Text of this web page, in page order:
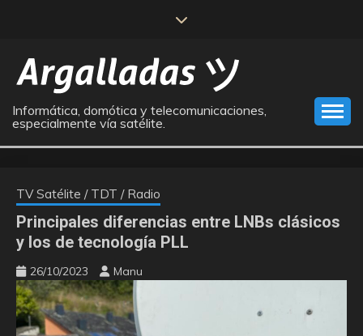
Informática, domótica y telecomunicaciones,
especialmente vía satélite.
TV Satélite / TDT / Radio
Principales diferencias entre LNBs clásicos
y los de tecnología PLL
26/10/2023 Manu